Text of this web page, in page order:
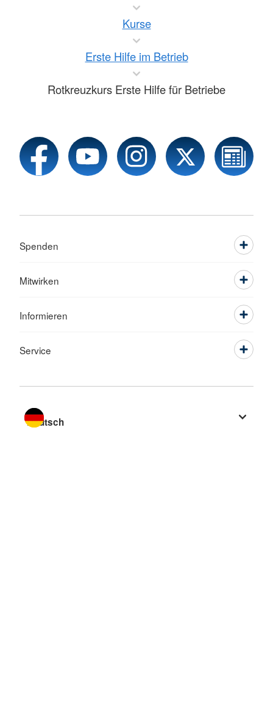
Kurse
Erste Hilfe im Betrieb
Rotkreuzkurs Erste Hilfe für Betriebe
Spenden
Mitwirken
Informieren
Service
Sprache wechseln zu